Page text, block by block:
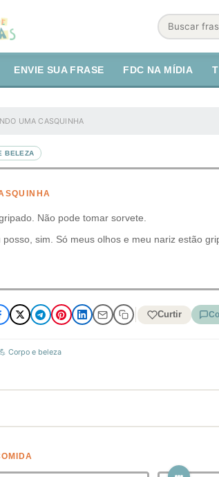
Buscar
ENVIE SUA FRASE FDC NA MÍDIA
UMA CASQUINHA
BELEZA
Não pode tomar sorvete.
sim. Só meus olhos e meu nariz estão
Curtir
Corpo e beleza